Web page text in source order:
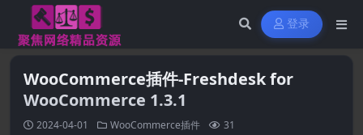
登录
WooCommerce插件-Freshdesk for
WooCommerce 1.3.1
2024-04-01 WooCommerce插件 31